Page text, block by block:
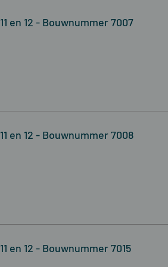
en 12 - Bouwnummer 7007
en 12 - Bouwnummer 7008
en 12 - Bouwnummer 7015